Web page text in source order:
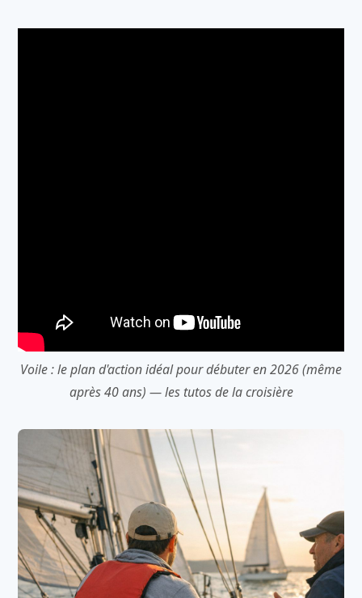
Voile : le plan d'action idéal pour débuter en 2026 (même
après 40 ans) — les tutos de la croisière